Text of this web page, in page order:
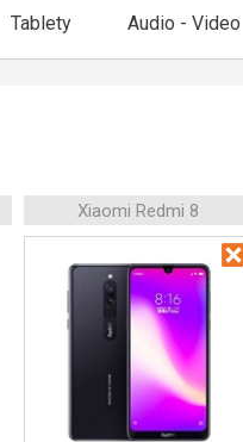
Tablety Audio - Video
Xiaomi Redmi 8